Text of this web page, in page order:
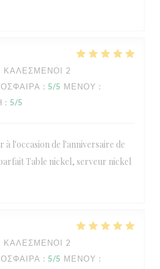
ΚΑΛΕΣΜΈΝΟΙ 2
: 5/5 ΜΕΝΟΎ :
: 5/5
à l'occasion de l'anniversaire de
Table nickel, serveur nickel
ΚΑΛΕΣΜΈΝΟΙ 2
: 5/5 ΜΕΝΟΎ :